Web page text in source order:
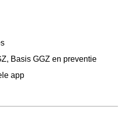
van anderen
Basis GGZ en preventie
app